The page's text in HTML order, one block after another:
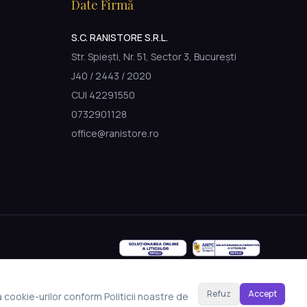
Date Firmă
S.C. RANISTORE S.R.L.
Str. Spiești, Nr. 51, Sector 3, București
J40 / 2443 / 2020
CUI 42291550
0732901128
office@ranistore.ro
cookie-urilor conform Politicii noastre de Refuz Accept
Made with Emergent